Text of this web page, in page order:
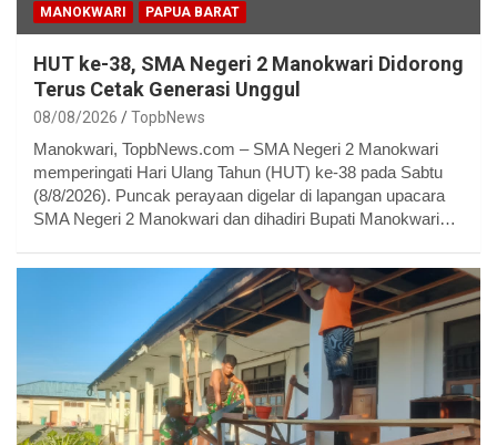
MANOKWARI PAPUA BARAT
HUT ke-38, SMA Negeri 2 Manokwari Didorong
Terus Cetak Generasi Unggul
08/08/2026 TopbNews
Manokwari, TopbNews.com – SMA Negeri 2 Manokwari
memperingati Hari Ulang Tahun (HUT) ke-38 pada Sabtu
(8/8/2026). Puncak perayaan digelar di lapangan upacara
SMA Negeri 2 Manokwari dan dihadiri Bupati Manokwari…